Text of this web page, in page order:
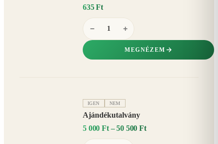
635 Ft
− +
MEGNÉZEM
IGEN NEM
Ajándékutalvány
5 000 Ft – 50 500 Ft